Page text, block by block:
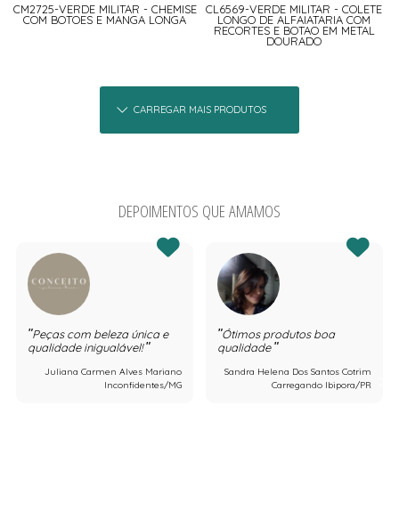
CM2725-VERDE MILITAR - CHEMISE
COM BOTOES E MANGA LONGA
CL6569-VERDE MILITAR - COLETE
LONGO DE ALFAIATARIA COM
RECORTES E BOTAO EM METAL
DOURADO
CARREGAR MAIS PRODUTOS
DEPOIMENTOS QUE AMAMOS
Peças com beleza única e
qualidade inigualável!
Juliana Carmen Alves Mariano
Inconfidentes/MG
Ótimos produtos boa
qualidade
Sandra Helena Dos Santos Cotrim
Carregando Ibipora/PR